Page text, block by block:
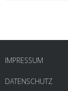
IMPRESSUM
DATENSCHUTZ